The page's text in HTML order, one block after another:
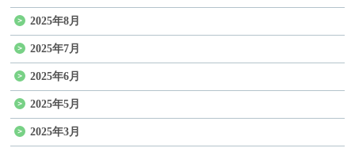
2025年8月
2025年7月
2025年6月
2025年5月
2025年3月